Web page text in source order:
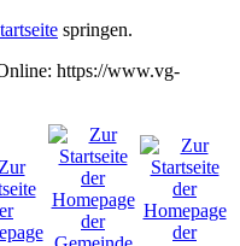
springen.
https://www.vg-